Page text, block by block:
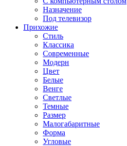
Назначение
Под телевизор
Прихожие
Стиль
Классика
Современные
Модерн
Цвет
Белые
Венге
Светлые
Темные
Размер
Малогабаритные
Форма
Угловые